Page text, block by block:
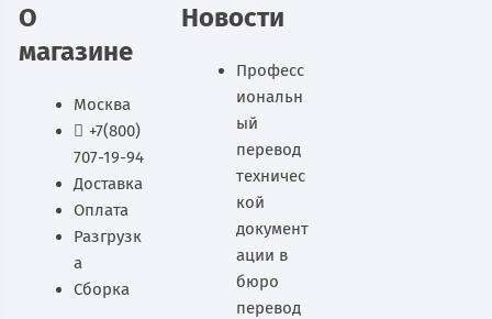
О
магазине
Москва
+7(800)
707-19-94
Доставка
Оплата
Разгрузк
а
Сборка
Новости
Професс
иональн
ый
перевод
техничес
кой
документ
ации в
бюро
перевод